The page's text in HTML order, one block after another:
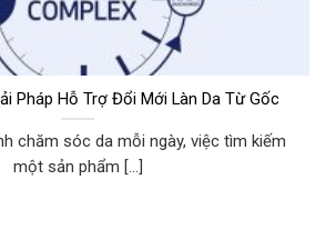
Pháp Hỗ Trợ Đổi Mới Làn Da Từ Gốc
chăm sóc da mỗi ngày, việc tìm kiếm
một sản phẩm [...]